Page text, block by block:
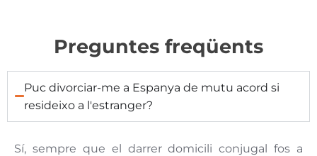
Preguntes freqüents
Puc divorciar-me a Espanya de mutu acord si
resideixo a l'estranger?
Sí, sempre que el darrer domicili conjugal fos a